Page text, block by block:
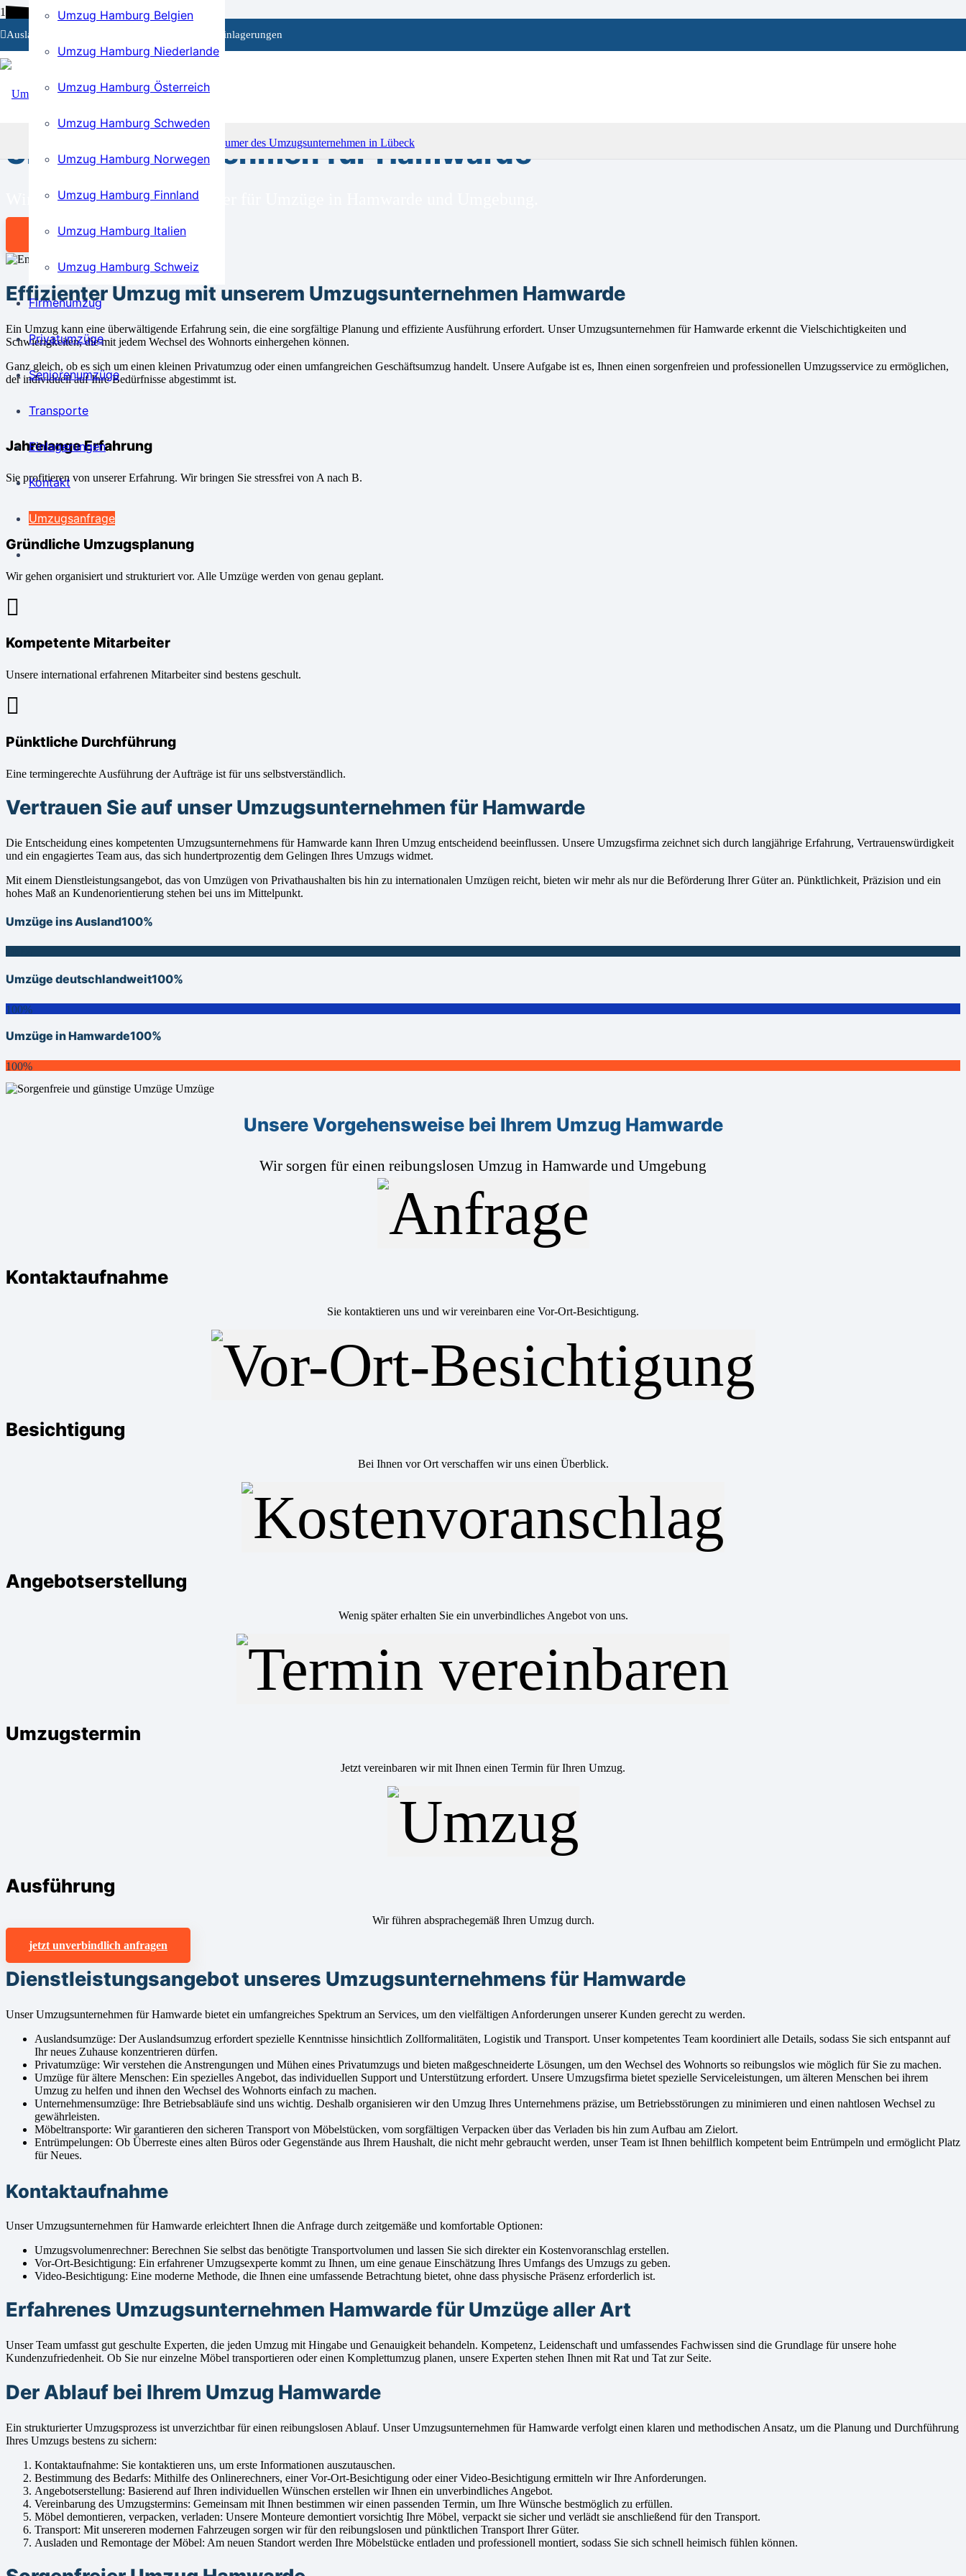
Auslandsumzüge Einlagerungen
Umzug Hamburg Belgien
Umzug Hamburg Niederlande
Umzug Hamburg Österreich
Umzug Hamburg Schweden
Umzug Hamburg Norwegen
Umzug Hamburg Finnland
Umzug Hamburg Italien
Umzug Hamburg Schweiz
Firmenumzug
Privatumzüge
Seniorenumzüge
Transporte
Einlagerungen
Kontakt
Umzugsanfrage
BEI UNS SIND SIE RICHTIG!
Umzugsunternehmen für Hamwarde
Wir sind Ihr kompetenter Partner für Umzüge in Hamwarde und Umgebung.
Angebot anfordern
Effizienter Umzug mit unserem Umzugsunternehmen Hamwarde
Ein Umzug kann eine überwältigende Erfahrung sein, die eine sorgfältige Planung und effiziente Ausführung erfordert. Unser Umzugsunternehmen für Hamwarde erkennt die Vielschichtigkeiten und
Schwierigkeiten, die mit jedem Wechsel des Wohnorts einhergehen können.
Ganz gleich, ob es sich um einen kleinen Privatumzug oder einen umfangreichen Geschäftsumzug handelt. Unsere Aufgabe ist es, Ihnen einen sorgenfreien und professionellen Umzugsservice zu ermöglichen,
der individuell auf Ihre Bedürfnisse abgestimmt ist.
Jahrelange Erfahrung
Sie profitieren von unserer Erfahrung. Wir bringen Sie stressfrei von A nach B.
Gründliche Umzugsplanung
Wir gehen organisiert und strukturiert vor. Alle Umzüge werden von genau geplant.
Kompetente Mitarbeiter
Unsere international erfahrenen Mitarbeiter sind bestens geschult.
Pünktliche Durchführung
Eine termingerechte Ausführung der Aufträge ist für uns selbstverständlich.
Vertrauen Sie auf unser Umzugsunternehmen für Hamwarde
Die Entscheidung eines kompetenten Umzugsunternehmens für Hamwarde kann Ihren Umzug entscheidend beeinflussen. Unsere Umzugsfirma zeichnet sich durch langjährige Erfahrung, Vertrauenswürdigkeit
und ein engagiertes Team aus, das sich hundertprozentig dem Gelingen Ihres Umzugs widmet.
Mit einem Dienstleistungsangebot, das von Umzügen von Privathaushalten bis hin zu internationalen Umzügen reicht, bieten wir mehr als nur die Beförderung Ihrer Güter an. Pünktlichkeit, Präzision und ein
hohes Maß an Kundenorientierung stehen bei uns im Mittelpunkt.
Umzüge ins Ausland100%
Umzüge deutschlandweit100%
100%
Umzüge in Hamwarde100%
100%
Unsere Vorgehensweise bei Ihrem Umzug Hamwarde
Wir sorgen für einen reibungslosen Umzug in Hamwarde und Umgebung
Kontaktaufnahme
Sie kontaktieren uns und wir vereinbaren eine Vor-Ort-Besichtigung.
Besichtigung
Bei Ihnen vor Ort verschaffen wir uns einen Überblick.
Angebotserstellung
Wenig später erhalten Sie ein unverbindliches Angebot von uns.
Umzugstermin
Jetzt vereinbaren wir mit Ihnen einen Termin für Ihren Umzug.
Ausführung
Wir führen absprachegemäß Ihren Umzug durch.
jetzt unverbindlich anfragen
Dienstleistungsangebot unseres Umzugsunternehmens für Hamwarde
Unser Umzugsunternehmen für Hamwarde bietet ein umfangreiches Spektrum an Services, um den vielfältigen Anforderungen unserer Kunden gerecht zu werden.
Auslandsumzüge: Der Auslandsumzug erfordert spezielle Kenntnisse hinsichtlich Zollformalitäten, Logistik und Transport. Unser kompetentes Team koordiniert alle Details, sodass Sie sich entspannt auf
Ihr neues Zuhause konzentrieren dürfen.
Privatumzüge: Wir verstehen die Anstrengungen und Mühen eines Privatumzugs und bieten maßgeschneiderte Lösungen, um den Wechsel des Wohnorts so reibungslos wie möglich für Sie zu machen.
Umzüge für ältere Menschen: Ein spezielles Angebot, das individuellen Support und Unterstützung erfordert. Unsere Umzugsfirma bietet spezielle Serviceleistungen, um älteren Menschen bei ihrem
Umzug zu helfen und ihnen den Wechsel des Wohnorts einfach zu machen.
Unternehmensumzüge: Ihre Betriebsabläufe sind uns wichtig. Deshalb organisieren wir den Umzug Ihres Unternehmens präzise, um Betriebsstörungen zu minimieren und einen nahtlosen Wechsel zu
gewährleisten.
Möbeltransporte: Wir garantieren den sicheren Transport von Möbelstücken, vom sorgfältigen Verpacken über das Verladen bis hin zum Aufbau am Zielort.
Entrümpelungen: Ob Überreste eines alten Büros oder Gegenstände aus Ihrem Haushalt, die nicht mehr gebraucht werden, unser Team ist Ihnen behilflich kompetent beim Entrümpeln und ermöglicht Platz
für Neues.
Kontaktaufnahme
Unser Umzugsunternehmen für Hamwarde erleichtert Ihnen die Anfrage durch zeitgemäße und komfortable Optionen:
Umzugsvolumenrechner: Berechnen Sie selbst das benötigte Transportvolumen und lassen Sie sich direkter ein Kostenvoranschlag erstellen.
Vor-Ort-Besichtigung: Ein erfahrener Umzugsexperte kommt zu Ihnen, um eine genaue Einschätzung Ihres Umfangs des Umzugs zu geben.
Video-Besichtigung: Eine moderne Methode, die Ihnen eine umfassende Betrachtung bietet, ohne dass physische Präsenz erforderlich ist.
Erfahrenes Umzugsunternehmen Hamwarde für Umzüge aller Art
Unser Team umfasst gut geschulte Experten, die jeden Umzug mit Hingabe und Genauigkeit behandeln. Kompetenz, Leidenschaft und umfassendes Fachwissen sind die Grundlage für unsere hohe
Kundenzufriedenheit. Ob Sie nur einzelne Möbel transportieren oder einen Komplettumzug planen, unsere Experten stehen Ihnen mit Rat und Tat zur Seite.
Der Ablauf bei Ihrem Umzug Hamwarde
Ein strukturierter Umzugsprozess ist unverzichtbar für einen reibungslosen Ablauf. Unser Umzugsunternehmen für Hamwarde verfolgt einen klaren und methodischen Ansatz, um die Planung und Durchführung
Ihres Umzugs bestens zu sichern:
Kontaktaufnahme: Sie kontaktieren uns, um erste Informationen auszutauschen.
Bestimmung des Bedarfs: Mithilfe des Onlinerechners, einer Vor-Ort-Besichtigung oder einer Video-Besichtigung ermitteln wir Ihre Anforderungen.
Angebotserstellung: Basierend auf Ihren individuellen Wünschen erstellen wir Ihnen ein unverbindliches Angebot.
Vereinbarung des Umzugstermins: Gemeinsam mit Ihnen bestimmen wir einen passenden Termin, um Ihre Wünsche bestmöglich zu erfüllen.
Möbel demontieren, verpacken, verladen: Unsere Monteure demontiert vorsichtig Ihre Möbel, verpackt sie sicher und verlädt sie anschließend für den Transport.
Transport: Mit unsereren modernen Fahrzeugen sorgen wir für den reibungslosen und pünktlichen Transport Ihrer Güter.
Ausladen und Remontage der Möbel: Am neuen Standort werden Ihre Möbelstücke entladen und professionell montiert, sodass Sie sich schnell heimisch fühlen können.